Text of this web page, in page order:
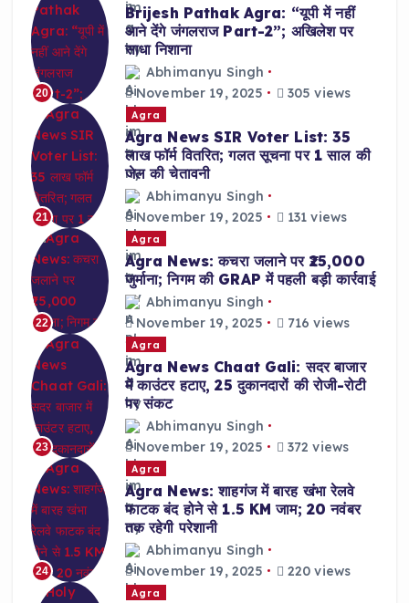
20
Brijesh Pathak Agra: “यूपी में नहीं
आने देंगे जंगलराज Part-2”; अखिलेश पर
साधा निशाना
Abhimanyu Singh
November 19, 2025
305 views
21
Agra
Agra News SIR Voter List: 35
लाख फॉर्म वितरित; गलत सूचना पर 1 साल की
जेल की चेतावनी
Abhimanyu Singh
November 19, 2025
131 views
22
Agra
Agra News: कचरा जलाने पर ₹25,000
जुर्माना; निगम की GRAP में पहली बड़ी कार्रवाई
Abhimanyu Singh
November 19, 2025
716 views
23
Agra
Agra News Chaat Gali: सदर बाजार
में काउंटर हटाए, 25 दुकानदारों की रोजी-रोटी
पर संकट
Abhimanyu Singh
November 19, 2025
372 views
24
Agra
Agra News: शाहगंज में बारह खंभा रेलवे
फाटक बंद होने से 1.5 KM जाम; 20 नवंबर
तक रहेगी परेशानी
Abhimanyu Singh
November 19, 2025
220 views
Agra